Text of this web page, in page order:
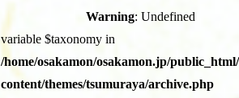
Warning: Undefined
variable $taxonomy in
/home/osakamon/osakamon.jp/
content/themes/tsumuraya/archive.php